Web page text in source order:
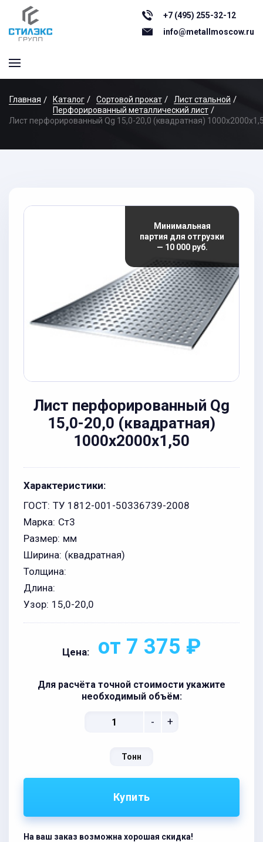
+7 (495) 255-32-12
info@metallmoscow.ru
Главная Каталог Сортовой прокат
Лист стальной
Перфорированный металлический лист
Лист перфорированный Qg 15,0-20,0 (квадратная)
Минимальная
партия для отгрузки
— 10 000 руб.
Лист перфорированный Qg
15,0-20,0 (квадратная)
1000х2000x1,50
Характеристики:
ГОСТ: ТУ 1812-001-50336739-2008
Марка: Ст3
Размер: мм
Ширина: (квадратная)
Толщина:
Длина:
Узор: 15,0-20,0
Цена: от 7 375 ₽
Для расчёта точной стоимости укажите
необходимый объём:
- +
Тонн
Купить
На ваш заказ возможна хорошая скидка!